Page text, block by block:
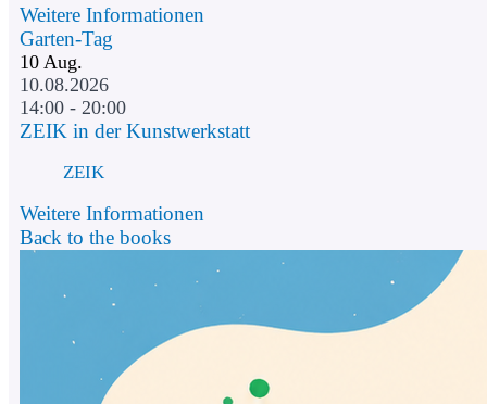
Weitere Informationen
Garten-Tag
10 Aug.
10.08.2026
14:00 - 20:00
ZEIK in der Kunstwerkstatt
ZEIK
Weitere Informationen
Back to the books